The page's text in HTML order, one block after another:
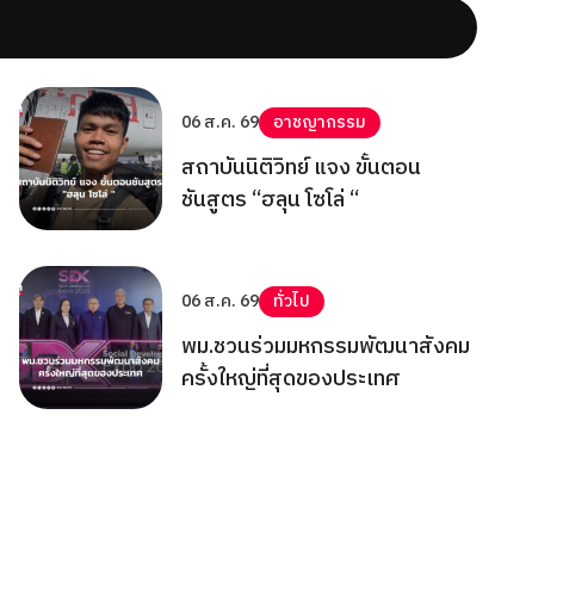
06 ส.ค. 69 อาชญากรรม
สถาบันนิติวิทย์ แจง ขั้นตอน
ชันสูตร “ฮลุน โซโล่ “
06 ส.ค. 69 ทั่วไป
พม.ชวนร่วมมหกรรมพัฒนาสังคม
ครั้งใหญ่ที่สุดของประเทศ